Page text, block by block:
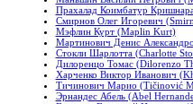
Прахалад Коимбатур
Смирнов Олег Игоревич
Мэфлин Курт (Maplin Kurt)
Мартинович Денис
Стокли Шарлотта (Charlotte
Дилоренцо Томас (Dilorenzo
Харченко Виктор Иванович
Тичинович Марио (Tičinović
Эрнандес Абель (Abel